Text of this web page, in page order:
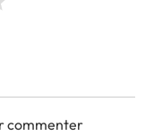
commenter